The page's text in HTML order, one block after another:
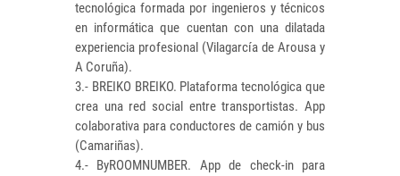
tecnológica formada por ingenieros y técnicos
en informática que cuentan con una dilatada
experiencia profesional (Vilagarcía de Arousa y
A Coruña).
3.- BREIKO BREIKO. Plataforma tecnológica que
crea una red social entre transportistas. App
colaborativa para conductores de camión y bus
(Camariñas).
4.- ByROOMNUMBER. App de check-in para